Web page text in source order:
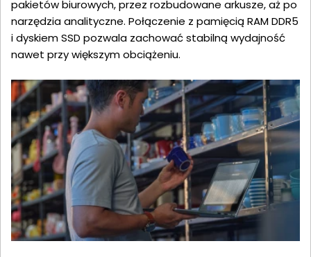
pakietów biurowych, przez rozbudowane arkusze, aż po
narzędzia analityczne. Połączenie z pamięcią RAM DDR5
i dyskiem SSD pozwala zachować stabilną wydajność
nawet przy większym obciążeniu.